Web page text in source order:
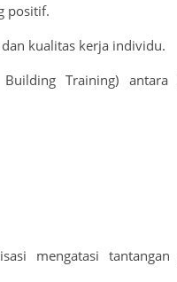
positif.
kualitas kerja individu.
Building Training)
mengatasi